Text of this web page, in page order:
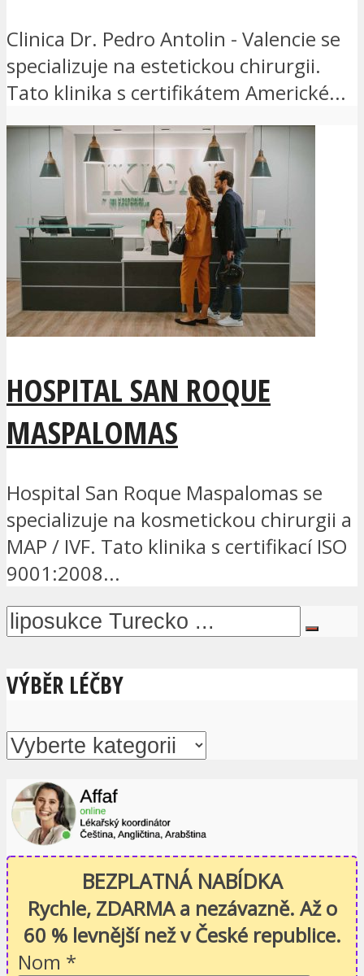
Clinica Dr. Pedro Antolin - Valencie se
specializuje na estetickou chirurgii.
Tato klinika s certifikátem Americké...
HOSPITAL SAN ROQUE
MASPALOMAS
Hospital San Roque Maspalomas se
specializuje na kosmetickou chirurgii a
MAP / IVF. Tato klinika s certifikací ISO
9001:2008...
VÝBĚR LÉČBY
BEZPLATNÁ NABÍDKA
Rychle, ZDARMA a nezávazně. Až o
60 % levnější než v České republice.
Nom *